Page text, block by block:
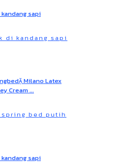
di kandang sapi
spring bed putih